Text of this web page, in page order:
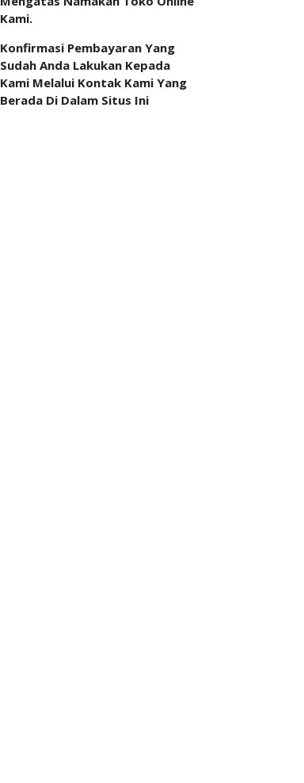
Kami.
Konfirmasi Pembayaran Yang
Sudah Anda Lakukan Kepada
Kami Melalui Kontak Kami Yang
Berada Di Dalam Situs Ini